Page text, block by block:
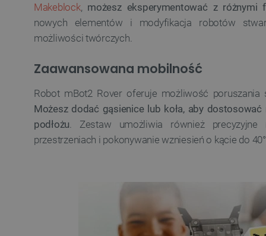
Makeblock, możesz eksperymentować z różnymi
nowych elementów i modyfikacja robotów
możliwości twórczych.
Zaawansowana mobilność
Robot mBot2 Rover oferuje możliwość poruszania
Możesz dodać gąsienice lub koła, aby
podłożu . Zestaw umożliwia również
przestrzeniach i pokonywanie wzniesień o kącie do 40°.
_lb
__cf_bm